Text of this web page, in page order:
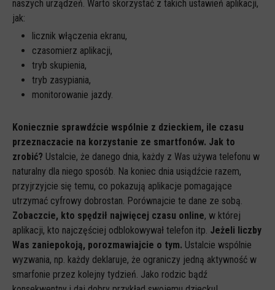
naszych urządzeń. Warto skorzystać z takich ustawień aplikacji,
jak:
licznik włączenia ekranu,
czasomierz aplikacji,
tryb skupienia,
tryb zasypiania,
monitorowanie jazdy.
Koniecznie sprawdźcie wspólnie z dzieckiem, ile czasu
przeznaczacie na korzystanie ze smartfonów. Jak to
zrobić? Ustalcie, że danego dnia, każdy z Was używa telefonu w
naturalny dla niego sposób. Na koniec dnia usiądźcie razem,
przyjrzyjcie się temu, co pokazują aplikacje pomagające
utrzymać cyfrowy dobrostan. Porównajcie te dane ze sobą.
Zobaczcie, kto spędził najwięcej czasu online, w której
aplikacji, kto najczęściej odblokowywał telefon itp. Jeżeli liczby
Was zaniepokoją, porozmawiajcie o tym. Ustalcie wspólnie
wyzwania, np. każdy deklaruje, że ograniczy jedną aktywność w
smarfonie przez kolejny tydzień. Jako rodzic bądź